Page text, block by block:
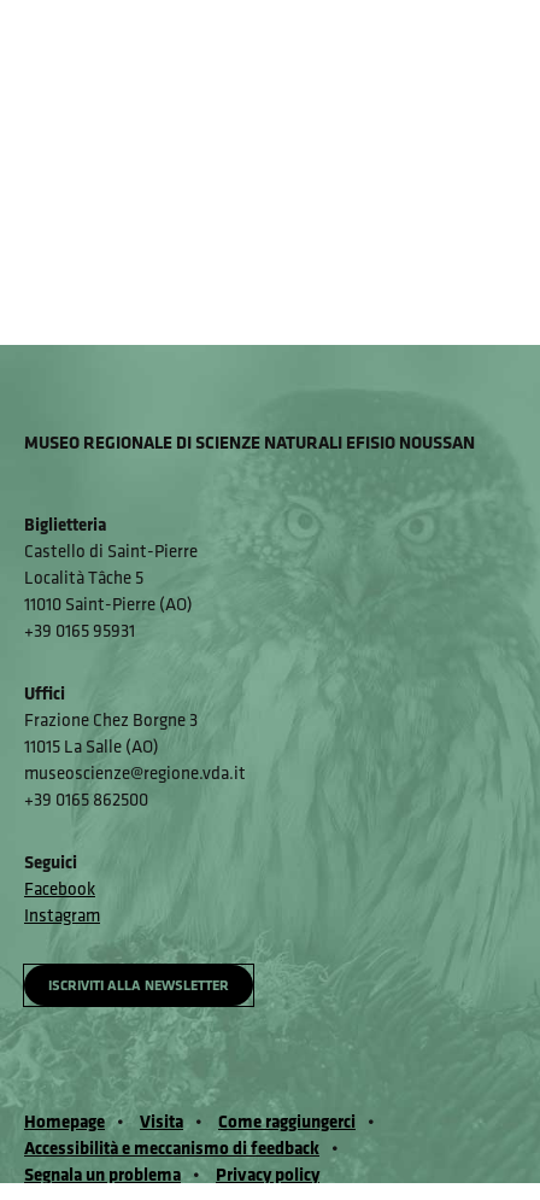
MUSEO REGIONALE DI SCIENZE NATURALI EFISIO NOUSSAN
Biglietteria
Castello di Saint-Pierre
Località Tâche 5
11010 Saint-Pierre (AO)
+39 0165 95931
Uffici
Frazione Chez Borgne 3
11015 La Salle (AO)
museoscienze@regione.vda.it
+39 0165 862500
Seguici
Facebook
Instagram
ISCRIVITI ALLA NEWSLETTER
Homepage Visita
Come raggiungerci
Accessibilità e meccanismo di feedback
Segnala un problema
Privacy policy